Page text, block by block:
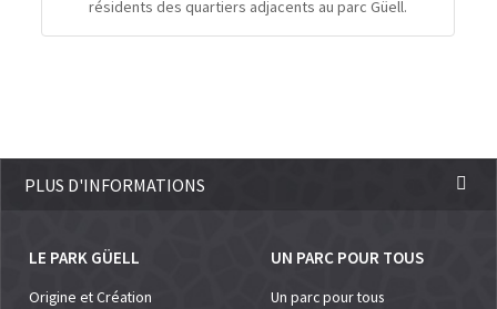
résidents des quartiers adjacents au parc Güell.
PLUS D'INFORMATIONS
LE PARK GÜELL
Origine et Création
UN PARC POUR TOUS
Un parc pour tous